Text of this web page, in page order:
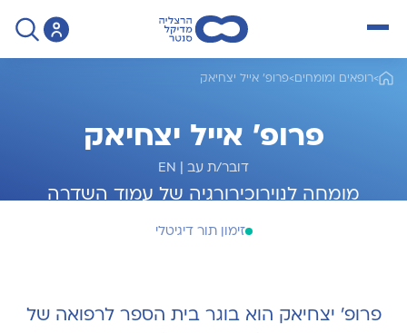
>רופאים ומומחים>פרופ' אייל יצחיאק
פרופ' אייל יצחיאק
דובר/ת עב |
EN
מומחה לנוירוכירורגיה של עמוד השדרה
זימון תור דיגיטלי
פרופ' יצחיאק הוא בוגר בית הספר לרפואה של